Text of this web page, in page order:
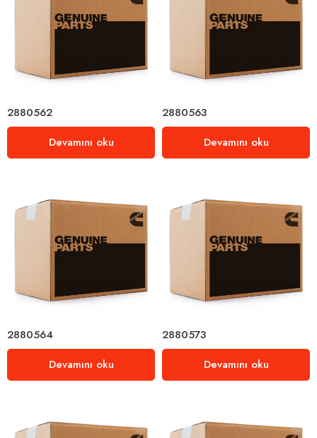
2880562
Devamını oku
2880563
Devamını oku
2880564
Devamını oku
2880573
Devamını oku